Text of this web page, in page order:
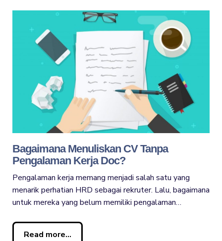
Bagaimana Menuliskan CV Tanpa
Pengalaman Kerja Doc?
Pengalaman kerja memang menjadi salah satu yang
menarik perhatian HRD sebagai rekruter. Lalu, bagaimana
untuk mereka yang belum memiliki pengalaman…
Read more...